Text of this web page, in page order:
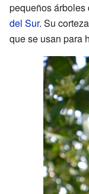
pequeños árboles
del Sur. Su
que se usan para